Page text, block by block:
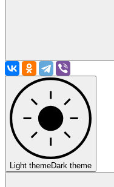
Light themeDark theme